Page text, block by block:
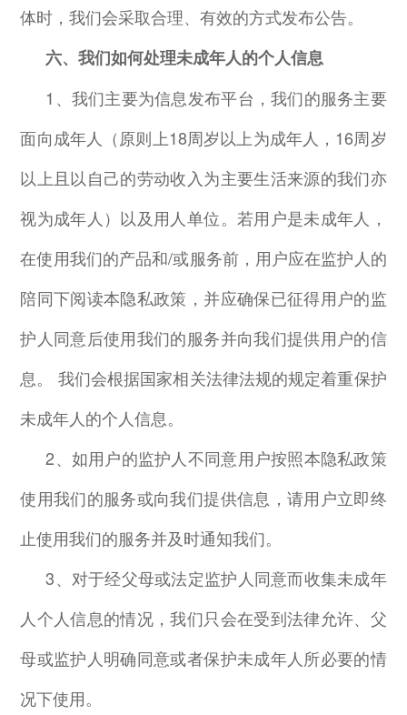
体时，我们会采取合理、有效的方式发布公告。
六、我们如何处理未成年人的个人信息
1 、我们主要为信息发布平台，我们的服务主要
面向成年人（原则上18周岁以上为成年人， 16周岁
以上且以自己的劳动收入为主要生活来源的我们亦
视为成年人）以及用人单位。若用户是未成年人，
在使用我们的产品和/或服务前，用户应在监护人的
陪同下阅读本隐私政策，并应确保已征得用户的监
护人同意后使用我们的服务并向我们提供用户的信
息。 我们会根据国家相关法律法规的规定着重保护
未成年人的个人信息。
2、如用户的监护人不同意用户按照本隐私政策
使用我们的服务或向我们提供信息，请用户立即终
止使用我们的服务并及时通知我们。
3、对于经父母或法定监护人同意而收集未成年
人个人信息的情况，我们只会在受到法律允许、父
母或监护人明确同意或者保护未成年人所必要的情
况下使用。